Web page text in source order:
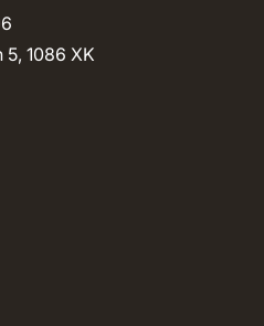
5,1086 XK